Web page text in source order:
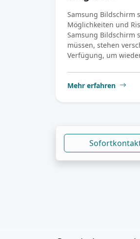
Samsung Bildschirm
Möglichkeiten und
Samsung Bildschirm
müssen, stehen
Verfügung, um
Mehr erfahren